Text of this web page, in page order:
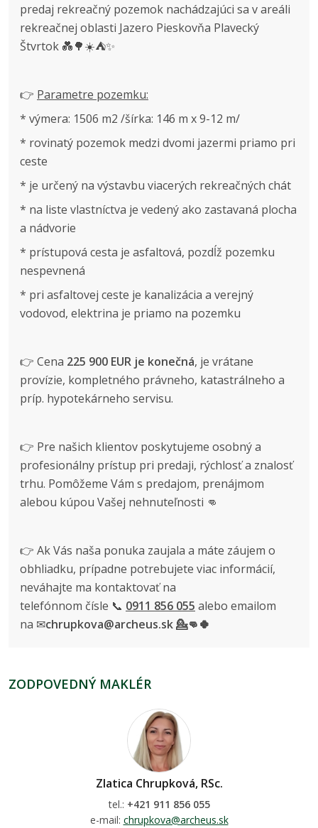
predaj rekreačný pozemok nachádzajúci sa v areáli
rekreačnej oblasti Jazero Pieskovňa Plavecký
Štvrtok 💑🌳☀️⛺✨
👉 Parametre pozemku:
* výmera: 1506 m2 /šírka: 146 m x 9-12 m/
* rovinatý pozemok medzi dvomi jazermi priamo pri
ceste
* je určený na výstavbu viacerých rekreačných chát
* na liste vlastníctva je vedený ako zastavaná plocha
a nádvorie
* prístupová cesta je asfaltová, pozdĺž pozemku
nespevnená
* pri asfaltovej ceste je kanalizácia a verejný
vodovod, elektrina je priamo na pozemku
👉 Cena 225 900 EUR je konečná, je vrátane
provízie, kompletného právneho, katastrálneho a
príp. hypotekárneho servisu.
👉 Pre našich klientov poskytujeme osobný a
profesionálny prístup pri predaji, rýchlosť a znalosť
trhu. Pomôžeme Vám s predajom, prenájmom
alebou kúpou Vašej nehnuteľnosti 👊
👉 Ak Vás naša ponuka zaujala a máte záujem o
obhliadku, prípadne potrebujete viac informácií,
neváhajte ma kontaktovať na
telefónnom čísle 📞 0911 856 055 alebo emailom
na ✉chrupkova@archeus.sk 💁👊🍀
ZODPOVEDNÝ MAKLÉR
Zlatica Chrupková, RSc.
tel.: +421 911 856 055
e-mail: chrupkova@archeus.sk